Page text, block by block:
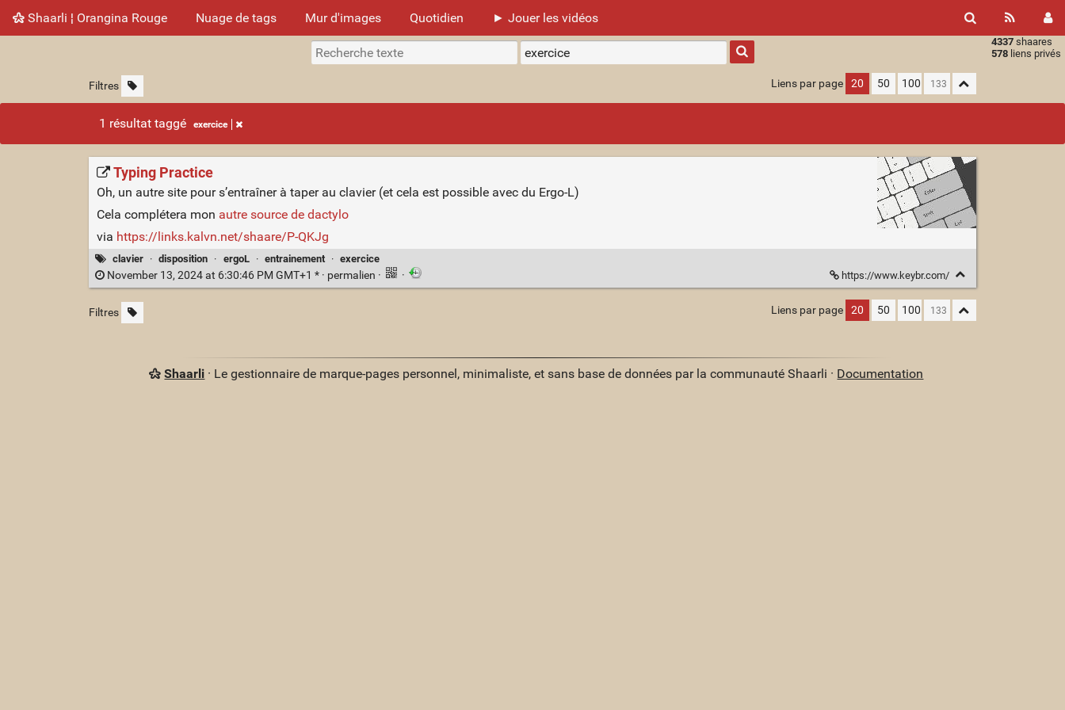
Shaarli ¦ Orangina Rouge Nuage de tags Mur d'images Quotidien ► Jouer les vidéos
4337 shaares
578 liens privés
Type 1 or
more
characters
results.
Filtres Liens par page 20 50 100
1 résultat taggé exercice
Typing Practice
Oh, un autre site pour s’entraîner à taper au clavier (et cela est possible avec du Ergo-L)
Cela complétera mon autre source de dactylo
via https://links.kalvn.net/shaare/P-QKJg
clavier · disposition · ergoL · entrainement · exercice
November 13, 2024 at 6:30:46 PM GMT+1 * · permalien · · https://www.keybr.com/
Filtres Liens par page 20 50 100
Shaarli · Le gestionnaire de marque-pages personnel, minimaliste, et sans base de données par la communauté Shaarli · Documentation